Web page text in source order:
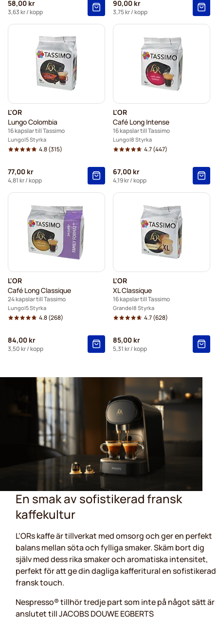
58,00 kr
3,63 kr/ kopp
90,00 kr
3,75 kr/ kopp
L'OR
Lungo Colombia
16 kapslar till Tassimo
Lungo 5 Styrka
4.8(315)
77,00 kr
4,81 kr/ kopp
L'OR
Café Long Intense
16 kapslar till Tassimo
Lungo 8 Styrka
4.7(447)
67,00 kr
4,19 kr/ kopp
L'OR
Café Long Classique
24 kapslar till Tassimo
Lungo 5 Styrka
4.8(268)
84,00 kr
3,50 kr/ kopp
L'OR
XL Classique
16 kapslar till Tassimo
Grande 8 Styrka
4.7(628)
85,00 kr
5,31 kr/ kopp
En smak av sofistikerad fransk
kaffekultur
L'ORs kaffe är tillverkat med omsorg och ger en perfekt
balans mellan söta och fylliga smaker. Skäm bort dig
själv med dess rika smaker och aromatiska intensitet,
perfekt för att ge din dagliga kafferitural en sofistikerad
fransk touch.
Nespresso® tillhör tredje part som inte på något sätt är
anslutet till JACOBS DOUWE EGBERTS